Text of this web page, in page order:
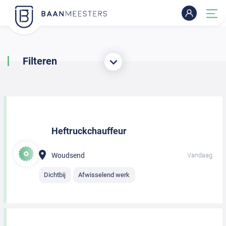
Filteren
Heftruckchauffeur
Woudsend Vandaag
Dichtbij Afwisselend werk